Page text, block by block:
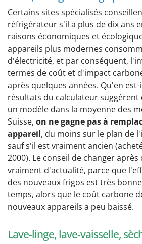
Certains sites spécialisés
réfrigérateur s'il a plus de dix ans
raisons économiques et
appareils plus modernes
d'électricité, et par conséquent,
termes de coût et d'impact
après quelques années. Qu'en est-
résultats du calculateur suggèrent
un modèle dans la moyenne des
Suisse, on ne gagne pas à
appareil, du moins sur le plan de
sauf s'il est vraiment ancien
2000). Le conseil de changer
vraiment d'actualité, parce que
des nouveaux frigos est très
temps, alors que le coût carbone
nouveaux appareils a peu baissé.
Lave-linge, lave-vaisselle,